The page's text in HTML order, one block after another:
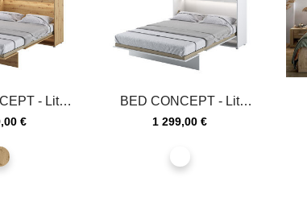
- Lit
140x200
€
chêne
BED CONCEPT - Lit
escamotable 140x200
Prix
1 299,00 €